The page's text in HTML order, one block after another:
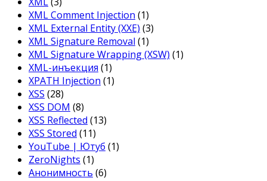
XML Comment Injection (1)
XML External Entity (XXE) (3)
XML Signature Removal (1)
XML Signature Wrapping (XSW) (1)
XML-инъекция (1)
XPATH Injection (1)
XSS (28)
XSS DOM (8)
XSS Reflected (13)
XSS Stored (11)
YouTube | Ютуб (1)
ZeroNights (1)
Анонимность (6)